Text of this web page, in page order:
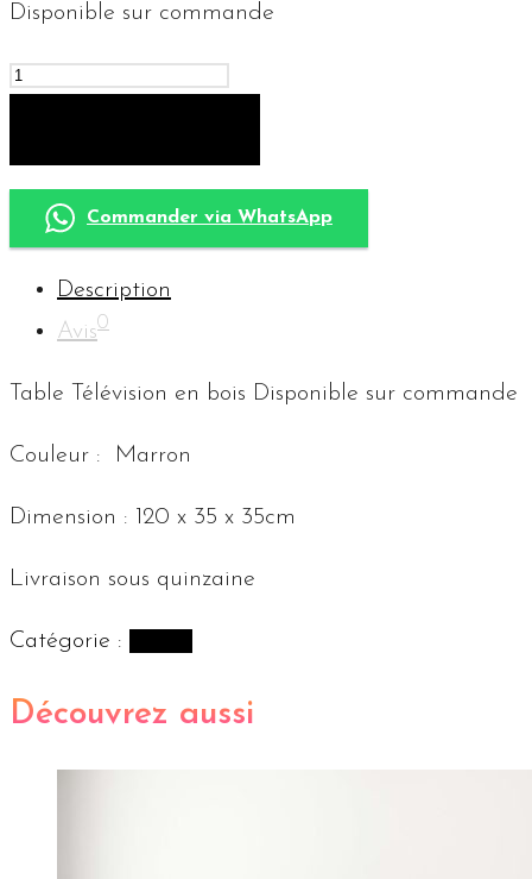
Disponible sur commande
quantité
TV
Marron
Commander via WhatsApp
Description
Avis0
Table Télévision en bois Disponible sur commande
Couleur : Marron
Dimension : 120 x 35 x 35cm
Livraison sous quinzaine
Catégorie :
Découvrez aussi